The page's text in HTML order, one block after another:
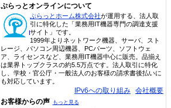
ぷらっとオンラインについて
ぷらっとホーム株式会社が運用する、法人取
引に特化した「業務用IT機器専門の調達支援
サイト」です。
1999年よりネットワーク機器、サーバ、スト
レージ、パソコン周辺機器、PCパーツ、ソフトウェ
ア、ライセンスなど、業務用IT機器中心に販売。品揃え
は業界トップクラスの約5.5万点です。法人取引に特化
し、学校・官公庁・一般法人のお客様の請求書後払いに
も対応しています。
IPv6への取り組み 会社概要
お客様からの声 もっと見る